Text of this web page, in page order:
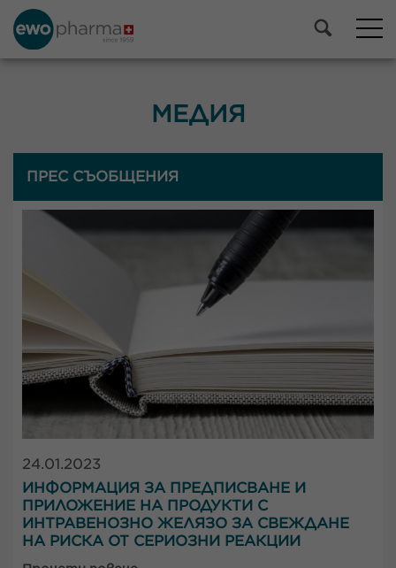
МЕДИЯ
ПРЕС СЪОБЩЕНИЯ
24.01.2023
ИНФОРМАЦИЯ ЗА ПРЕДПИСВАНЕ И
ПРИЛОЖЕНИЕ НА ПРОДУКТИ С
ИНТРАВЕНОЗНО ЖЕЛЯЗО ЗА СВЕЖДАНЕ
НА РИСКА ОТ СЕРИОЗНИ РЕАКЦИИ